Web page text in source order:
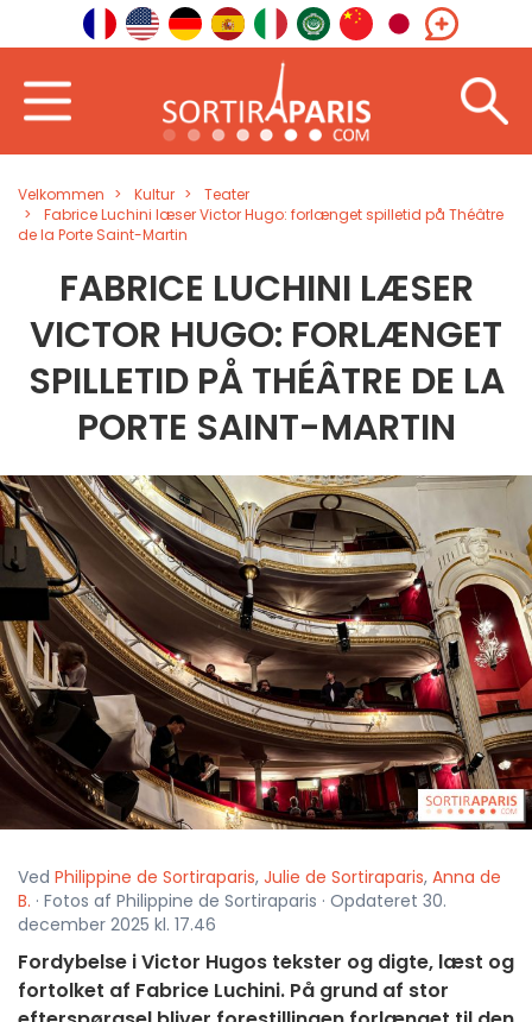
Velkommen Kultur
Teater
Fabrice Luchini læser Victor Hugo: forlænget spilletid på Théâtre
de la Porte Saint-Martin
FABRICE LUCHINI LÆSER
VICTOR HUGO: FORLÆNGET
SPILLETID PÅ THÉÂTRE DE LA
PORTE SAINT-MARTIN
Ved Philippine de Sortiraparis, Julie de Sortiraparis, Anna de
B. · Fotos af Philippine de Sortiraparis · Opdateret 30.
december 2025 kl. 17.46
Fordybelse i Victor Hugos tekster og digte, læst og
fortolket af Fabrice Luchini. På grund af stor